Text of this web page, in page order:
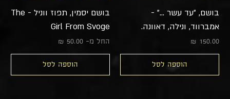
בושם, ״עד עשר …״ -
אמברווד, ונילה, דאוונה.
מחיר
הוספה לסל
בושם יסמין, תפוז ווניל - The
Girl From Svoge
החל מ-
מחיר מבצע
הוספה לסל